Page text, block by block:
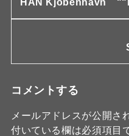
コメントする
メールアドレスが公開さ
付いている欄は必須項目